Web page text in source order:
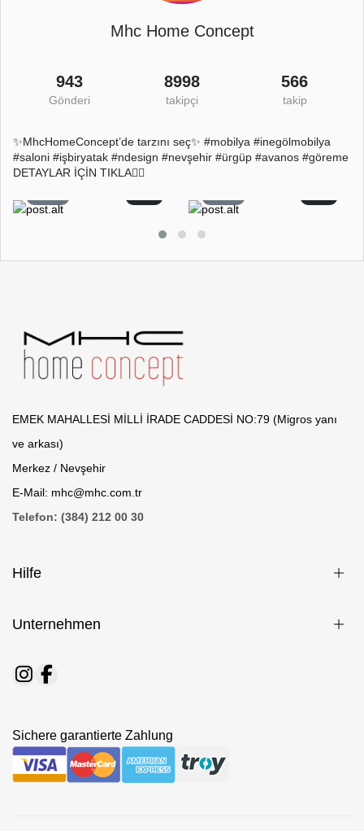
Mhc Home Concept
943
Gönderi
8998
takipçi
566
takip
✨MhcHomeConcept’de tarzını seç✨ #mobilya #inegölmobilya
#saloni #işbiryatak #ndesign #nevşehir #ürgüp #avanos #göreme
DETAYLAR İÇİN TIKLA👇🏻
EMEK MAHALLESİ MİLLİ İRADE CADDESİ NO:79 (Migros yanı
ve arkası)
Merkez / Nevşehir
E-Mail: mhc@mhc.com.tr
Telefon: (384) 212 00 30
Hilfe
Unternehmen
Sichere garantierte Zahlung